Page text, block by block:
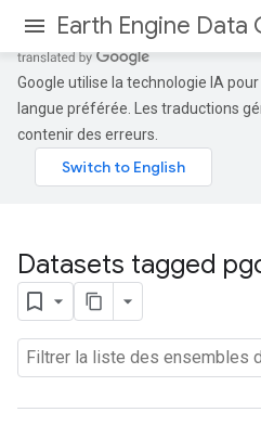
Earth Engine Data
Google utilise la technologie IA
langue préférée. Les traductions
contenir des erreurs.
Datasets tagged